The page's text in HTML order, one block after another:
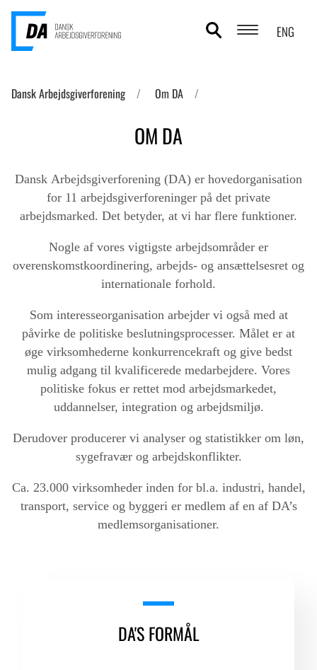
ENG
TEMAER
OM DA
KONTAKT OG PRESSE
LOGIN FOR MEDLEMSORGANISATIONER
Dansk Arbejdsgiverforening Om DA
OM DA
Dansk Arbejdsgiverforening (DA) er hovedorganisation
for 11 arbejdsgiverforeninger på det private
arbejdsmarked. Det betyder, at vi har flere funktioner.
Nogle af vores vigtigste arbejdsområder er
overenskomstkoordinering, arbejds- og ansættelsesret og
internationale forhold.
Som interesseorganisation arbejder vi også med at
påvirke de politiske beslutningsprocesser. Målet er at
øge virksomhederne konkurrencekraft og give bedst
mulig adgang til kvalificerede medarbejdere. Vores
politiske fokus er rettet mod arbejdsmarkedet,
uddannelser, integration og arbejdsmiljø.
Derudover producerer vi analyser og statistikker om løn,
sygefravær og arbejdskonflikter.
Ca. 23.000 virksomheder inden for bl.a. industri, handel,
transport, service og byggeri er medlem af en af DA’s
medlemsorganisationer.
DA'S FORMÅL